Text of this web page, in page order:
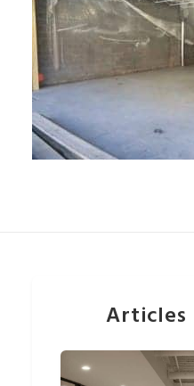
Articles